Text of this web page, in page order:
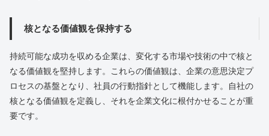
核となる価値観を保持する
持続可能な成功を収める企業は、変化する市場や技術の中で核と
なる価値観を堅持します。これらの価値観は、企業の意思決定プ
ロセスの基盤となり、社員の行動指針として機能します。自社の
核となる価値観を定義し、それを企業文化に根付かせることが重
要です。